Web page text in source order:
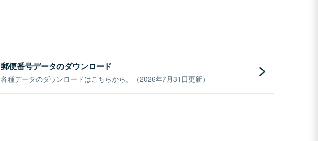
郵便番号データのダウンロード
各種データのダウンロードはこちらから。（2026年7月31日更新）